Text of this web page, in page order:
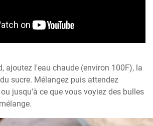
ajoutez l'eau chaude (environ 100F), la
sucre. Mélangez puis attendez
jusqu'à ce que vous voyiez des bulles